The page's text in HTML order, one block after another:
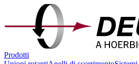
Prodotti